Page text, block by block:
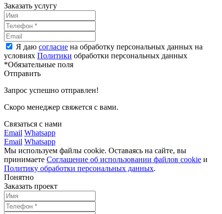
Заказать услугу
Я даю согласие на обработку персональных данных на
условиях Политики обработки персональных данных
*Обязательные поля
Отправить
Запрос успешно отправлен!
Скоро менеджер свяжется с вами.
Связаться с нами
Email Whatsapp
Email Whatsapp
Мы используем файлы cookie. Оставаясь на сайте, вы
принимаете Соглашение об использовании файлов cookie и
Политику обработки персональных данных.
Понятно
Заказать проект